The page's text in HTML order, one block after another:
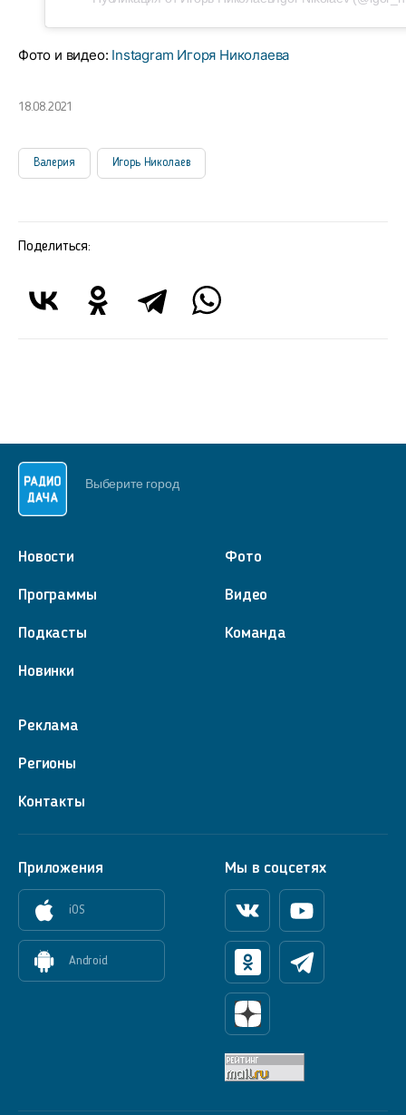
Фото и видео: Instagram Игоря Николаева
18.08.2021
Валерия Игорь Николаев
Поделиться:
Выберите город
Новости
Программы
Подкасты
Новинки
Фото
Видео
Команда
Реклама
Регионы
Контакты
Приложения
iOS
Android
Мы в соцсетях
ВконтактеYoutube
ОдноклассникиТелеграм
Яндекс Дзен